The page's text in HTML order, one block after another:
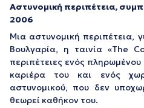
Αστυνομική περιπέτεια,
2006
Μια αστυνομική περιπέτεια,
Βουλγαρία, η ταινία «The
περιπέτειες ενός
καριέρα του και ενός
αστυνομικού, που δεν
θεωρεί καθήκον του.